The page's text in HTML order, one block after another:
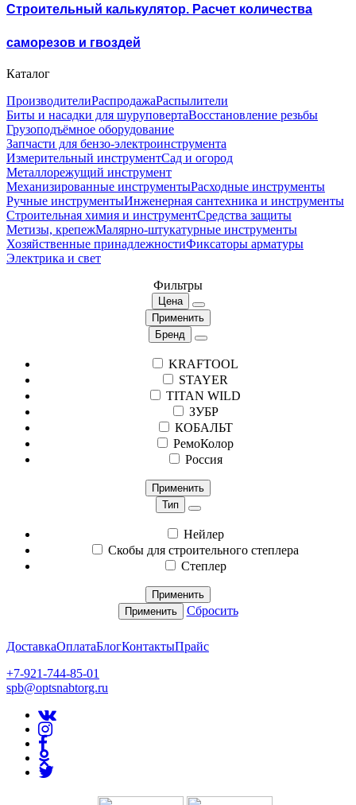
Строительный калькулятор. Расчет количества
саморезов и гвоздей
Каталог
ПроизводителиРаспродажаРаспылители
Биты и насадки для шуруповертаВосстановление резьбы
Грузоподъёмное оборудование
Запчасти для бензо-электроинструмента
Измерительный инструментСад и огород
Металлорежущий инструмент
Механизированные инструментыРасходные инструменты
Ручные инструментыИнженерная сантехника и инструменты
Строительная химия и инструментСредства защиты
Метизы, крепежМалярно-штукатурные инструменты
Хозяйственные принадлежностиФиксаторы арматуры
Электрика и свет
Фильтры
Цена
Применить
Бренд
KRAFTOOL
STAYER
TITAN WILD
ЗУБР
КОБАЛЬТ
РемоКолор
Россия
Применить
Тип
Нейлер
Скобы для строительного степлера
Степлер
Применить
Применить
Сбросить
ДоставкаОплатаБлогКонтактыПрайс
+7-921-744-85-01
spb@optsnabtorg.ru